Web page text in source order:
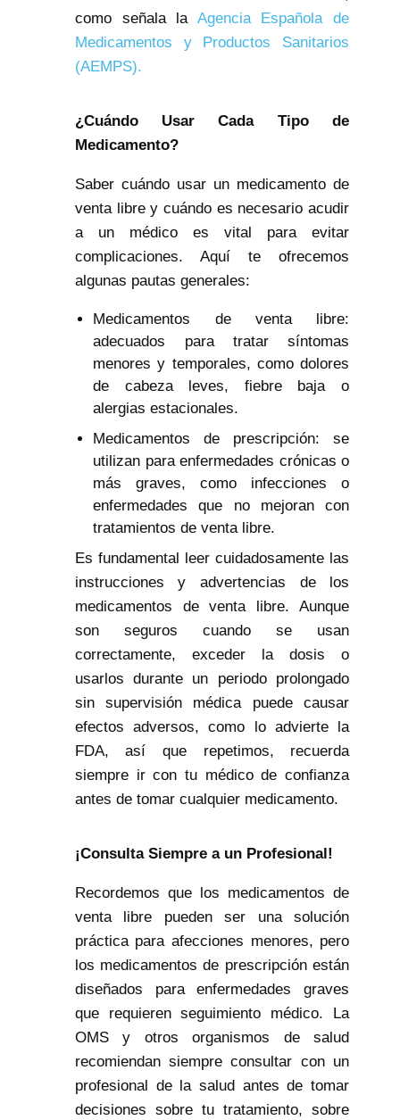
como señala la Agencia Española de
Medicamentos y Productos Sanitarios
(AEMPS).
¿Cuándo Usar Cada Tipo de
Medicamento?
Saber cuándo usar un medicamento de
venta libre y cuándo es necesario acudir
a un médico es vital para evitar
complicaciones. Aquí te ofrecemos
algunas pautas generales:
Medicamentos de venta libre:
adecuados para tratar síntomas
menores y temporales, como dolores
de cabeza leves, fiebre baja o
alergias estacionales.
Medicamentos de prescripción: se
utilizan para enfermedades crónicas o
más graves, como infecciones o
enfermedades que no mejoran con
tratamientos de venta libre.
Es fundamental leer cuidadosamente las
instrucciones y advertencias de los
medicamentos de venta libre. Aunque
son seguros cuando se usan
correctamente, exceder la dosis o
usarlos durante un periodo prolongado
sin supervisión médica puede causar
efectos adversos, como lo advierte la
FDA, así que repetimos, recuerda
siempre ir con tu médico de confianza
antes de tomar cualquier medicamento.
¡Consulta Siempre a un Profesional!
Recordemos que los medicamentos de
venta libre pueden ser una solución
práctica para afecciones menores, pero
los medicamentos de prescripción están
diseñados para enfermedades graves
que requieren seguimiento médico. La
OMS y otros organismos de salud
recomiendan siempre consultar con un
profesional de la salud antes de tomar
decisiones sobre tu tratamiento, sobre